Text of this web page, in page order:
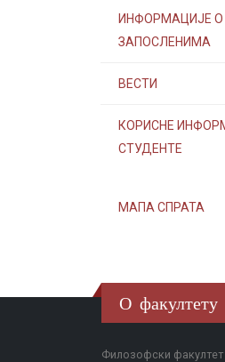
ИНФОРМАЦИЈЕ О
ЗАПОСЛЕНИМА
ВЕСТИ
КОРИСНЕ
СТУДЕНТЕ
МАПА СПРАТА
О факултету
Филозофски факултет